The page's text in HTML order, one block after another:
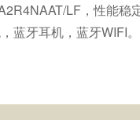
LF，性能
蓝牙耳机，蓝牙WIFI。